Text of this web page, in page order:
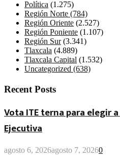
Política (1.275)
Región Norte (784)
Región Oriente (2.527)
Región Poniente (1.107)
Región Sur(3.341)
Tlaxcala (4.889)
Tlaxcala Capital (1.532)
Uncategorized (638)
Recent Posts
Vota ITE terna para elegir
Ejecutiva
agosto 6, 2026agosto 7, 20260